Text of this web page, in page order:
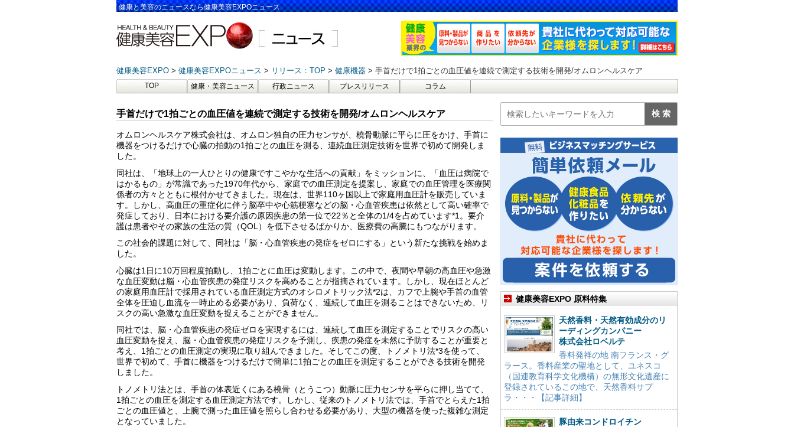
健康と美容のニュースなら健康美容EXPOニュース
健康美容EXPO 健康美容EXPOニュース リリース：TOP 健康機器 手首だけで1拍ごとの血圧値を連続で測定する技術を開発/オムロンヘルスケア
TOP 健康・美容ニュース 行政ニュース プレスリリース コラム
手首だけで1拍ごとの血圧値を連続で測定する技術を開発/オムロンヘルスケア
オムロンヘルスケア株式会社は、オムロン独自の圧力センサが、橈骨動脈に平らに圧をかけ、手首に
機器をつけるだけで心臓の拍動の1拍ごとの血圧を測る、連続血圧測定技術を世界で初めて開発しま
した。
同社は、「地球上の一人ひとりの健康ですこやかな生活への貢献」をミッションに、「血圧は病院で
はかるもの」が常識であった1970年代から、家庭での血圧測定を提案し、家庭での血圧管理を医療関
係者の方々とともに根付かせてきました。現在は、世界110ヶ国以上で家庭用血圧計を販売していま
す。しかし、高血圧の重症化に伴う脳卒中や心筋梗塞などの脳・心血管疾患は依然として高い確率で
発症しており、日本における要介護の原因疾患の第一位で22％と全体の1/4を占めています*1。要介
護は患者やその家族の生活の質（QOL）を低下させるばかりか、医療費の高騰にもつながります。
この社会的課題に対して、同社は「脳・心血管疾患の発症をゼロにする」という新たな挑戦を始めま
した。
心臓は1日に10万回程度拍動し、1拍ごとに血圧は変動します。この中で、夜間や早朝の高血圧や急激
な血圧変動は脳・心血管疾患の発症リスクを高めることが指摘されています。しかし、現在ほとんど
の家庭用血圧計で採用されている血圧測定方式のオシロメトリック法*2は、カフで上腕や手首の血管
全体を圧迫し血流を一時止める必要があり、負荷なく、連続して血圧を測ることはできないため、リ
スクの高い急激な血圧変動を捉えることができません。
同社では、脳・心血管疾患の発症ゼロを実現するには、連続して血圧を測定することでリスクの高い
血圧変動を捉え、脳・心血管疾患の発症リスクを予測し、疾患の発症を未然に予防することが重要と
考え、1拍ごとの血圧測定の実現に取り組んできました。そしてこの度、トノメトリ法*3を使って、
世界で初めて、手首に機器をつけるだけで簡単に1拍ごとの血圧を測定することができる技術を開発
しました。
トノメトリ法とは、手首の体表近くにある橈骨（とうこつ）動脈に圧力センサを平らに押し当てて、
1拍ごとの血圧を測定する血圧測定方法です。しかし、従来のトノメトリ法では、手首でとらえた1拍
ごとの血圧値と、上腕で測った血圧値を照らし合わせる必要があり、大型の機器を使った複雑な測定
となっていました。
健康美容EXPO 原料特集
天然香料・天然有効成分のリ
ーディングカンパニー
株式会社ロベルテ
香料発祥の地 南フランス・グ
ラース。香料産業の聖地として、ユネスコ
（国連教育科学文化機構）の無形文化遺産に
登録されているこの地で、天然香料サプ
ラ・・・【記事詳細】
豚由来コンドロイチン